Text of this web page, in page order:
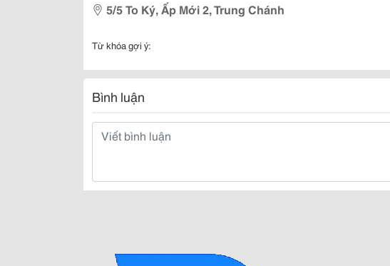
5/5 To Ký, Ấp Mới 2, Trung Chánh
Từ khóa gợi ý:
Bình luận